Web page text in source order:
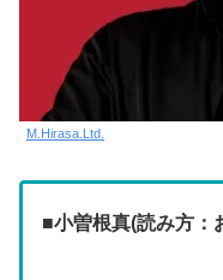
M.Hirasa.Ltd.
■小曽根真(読み方